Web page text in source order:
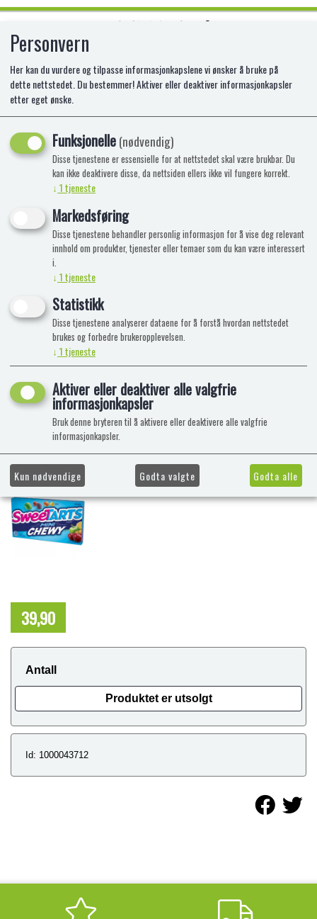
SWEETARTS MINI CHEWY VIDEO
BOX 106G
39,90
Antall
Produktet er utsolgt
Id: 1000043712
Personvern
Her kan du vurdere og tilpasse informasjonkapslene vi ønsker å bruke på
dette nettstedet. Du bestemmer! Aktiver eller deaktiver informasjonkapsler
etter eget ønske.
Funksjonelle(nødvendig)
Disse tjenestene er essensielle for at nettstedet skal være brukbar. Du
kan ikke deaktivere disse, da nettsiden ellers ikke vil fungere korrekt.
↓ 1tjeneste
Markedsføring
Disse tjenestene behandler personlig informasjon for å vise deg relevant
innhold om produkter, tjenester eller temaer som du kan være interessert
i.
↓ 1tjeneste
Statistikk
Disse tjenestene analyserer dataene for å forstå hvordan nettstedet
brukes og forbedre brukeropplevelsen.
↓ 1tjeneste
Aktiver eller deaktiver alle valgfrie
informasjonkapsler
Bruk denne bryteren til å aktivere eller deaktivere alle valgfrie
informasjonkapsler.
Kun nødvendige Godta valgte Godta alle